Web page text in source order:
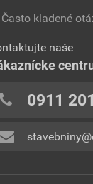
Často kladené
naše
0911